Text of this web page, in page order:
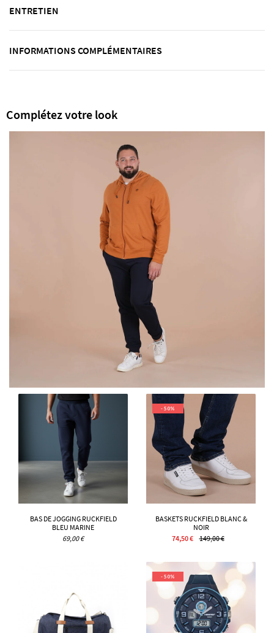
ENTRETIEN
INFORMATIONS COMPLÉMENTAIRES
Complétez votre look
BAS DE JOGGING RUCKFIELD
BLEU MARINE
69,00 €
BASKETS RUCKFIELD BLANC &
NOIR
- 50%
74,50 € 149,00 €
- 50%